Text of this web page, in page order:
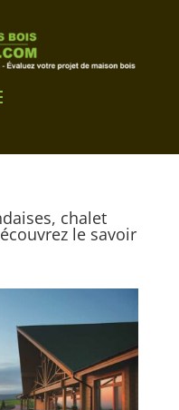
chalet
le savoir